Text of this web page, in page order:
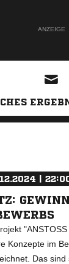
ANZEIGE
|
Konzepte im
Das sind